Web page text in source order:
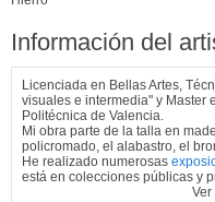
Información del
Licenciada en Bellas Artes,
visuales e intermedia" y Master
Politécnica de Valencia.
Mi obra parte de la talla en
policromado, el alabastro, el
He realizado numerosas
está en colecciones públicas y
Ver